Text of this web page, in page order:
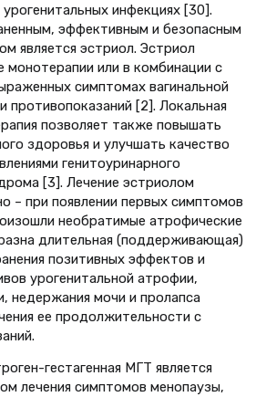
инфекциях [30].
эффективным и безопасным
является эстриол. Эстриол
монотерапии или в комбинации с
симптомах вагинальной
противопоказаний [2]. Локальная
позволяет также повышать
здоровья и улучшать качество
генитоуринарного
[3]. Лечение эстриолом
– при появлении первых симптомов
необратимые атрофические
длительная (поддерживающая)
позитивных эффектов и
урогенитальной атрофии,
недержания мочи и пролапса
ее продолжительности с
гестагенная МГТ является
лечения симптомов менопаузы,